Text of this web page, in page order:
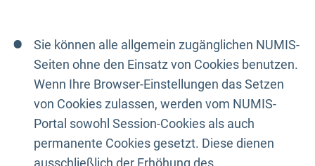
Sie können alle allgemein zugänglichen NUMIS-
Seiten ohne den Einsatz von Cookies benutzen.
Wenn Ihre Browser-Einstellungen das Setzen
von Cookies zulassen, werden vom NUMIS-
Portal sowohl Session-Cookies als auch
permanente Cookies gesetzt. Diese dienen
ausschließlich der Erhöhung des